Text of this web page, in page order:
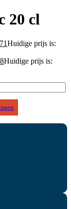
20 cl
Huidige prijs is:
Huidige prijs is: